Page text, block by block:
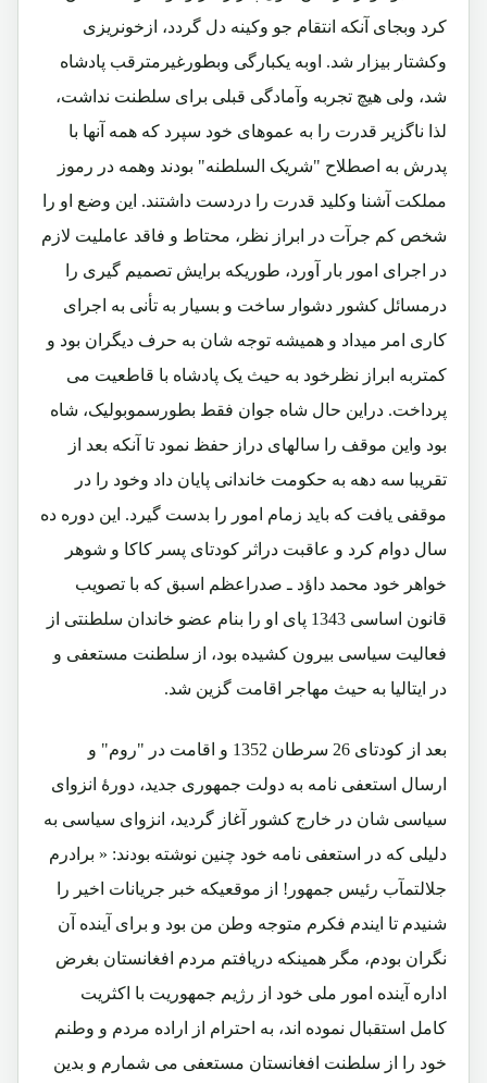
کرد وبجای آنکه انتقام جو وکینه دل گردد، ازخونریزی
وکشتار بیزار شد. اوبه یکبارگی وبطورغیرمترقب پادشاه
شد، ولی هیچ تجربه وآمادگی قبلی برای سلطنت نداشت،
لذا ناگزیر قدرت را به عموهای خود سپرد که همه آنها با
پدرش به اصطلاح "شریک السلطنه" بودند وهمه در رموز
مملکت آشنا وکلید قدرت را دردست داشتند. این وضع او را
شخص کم جرآت در ابراز نظر، محتاط و فاقد عاملیت لازم
در اجرای امور بار آورد، طوریکه برایش تصمیم گیری را
درمسائل کشور دشوار ساخت و بسیار به تأنی به اجرای
کاری امر میداد و همیشه توجه شان به حرف دیگران بود و
کمتربه ابراز نظرخود به حیث یک پادشاه با قاطعیت می
پرداخت. دراین حال شاه جوان فقط بطورسموبولیک، شاه
بود واین موقف را سالهای دراز حفظ نمود تا آنکه بعد از
تقریبا سه دهه به حکومت خاندانی پایان داد وخود را در
موقفی یافت که باید زمام امور را بدست گیرد. این دوره ده
سال دوام کرد و عاقبت دراثر کودتای پسر کاکا و شوهر
خواهر خود محمد داؤد ـ صدراعظم اسبق که با تصویب
قانون اساسی 1343 پای او را بنام عضو خاندان سلطنتی از
فعالیت سیاسی بیرون کشیده بود، از سلطنت مستعفی و
در ایتالیا به حیث مهاجر اقامت گزین شد.
بعد از کودتای 26 سرطان 1352 و اقامت در "روم" و
ارسال استعفی نامه به دولت جمهوری جدید، دورۀ انزوای
سیاسی شان در خارج کشور آغاز گردید، انزوای سیاسی به
دلیلی که در استعفی نامه خود چنین نوشته بودند: « برادرم
جلالتمآب رئیس جمهور! از موقعیکه خبر جریانات اخیر را
شنیدم تا ایندم فکرم متوجه وطن من بود و برای آینده آن
نگران بودم، مگر همینکه دریافتم مردم افغانستان بغرض
اداره آینده امور ملی خود از رژیم جمهوریت با اکثریت
کامل استقبال نموده اند، به احترام از اراده مردم و وطنم
خود را از سلطنت افغانستان مستعفی می شمارم و بدین